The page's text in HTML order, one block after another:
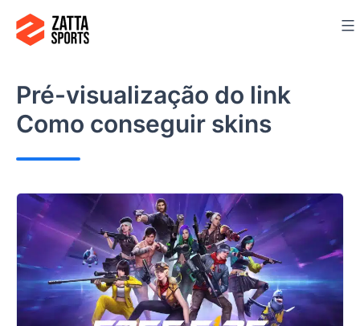
para
conteúdo
Pré-visualização do link
Como conseguir skins